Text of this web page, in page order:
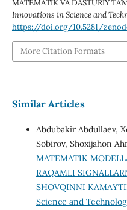
MATEMATIK VA DASTURIY
Innovations in Science and
https://doi.org/10.5281/
More Citation Formats
Similar Articles
Abdubakir Abdullaev,
Sobirov, Shoxijahon
MATEMATIK
RAQAMLI
SHOVQINNI
Science and